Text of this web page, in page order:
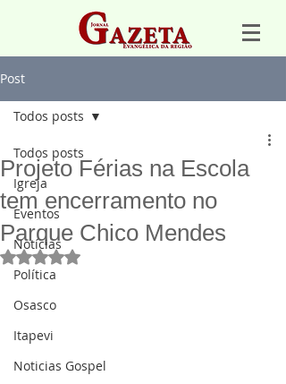
Post
Todos posts
Igreja
Eventos
Notícias
Política
Osasco
Itapevi
Noticias Gospel
Todos posts
Projeto Férias na Escola
tem encerramento no
Parque Chico Mendes
Avaliado com NaN de 5 estrelas.